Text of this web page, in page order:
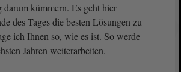
darum kümmern. Es geht hier
des Tages die besten Lösungen zu
ich Ihnen so, wie es ist. So werde
Jahren weiterarbeiten.